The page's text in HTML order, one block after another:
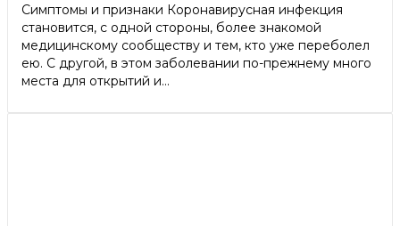
Симптомы и признаки Коронавирусная инфекция
становится, с одной стороны, более знакомой
медицинскому сообществу и тем, кто уже переболел
ею. С другой, в этом заболевании по-прежнему много
места для открытий и...